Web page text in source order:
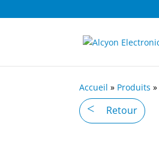
Accueil » Produits »
Retour